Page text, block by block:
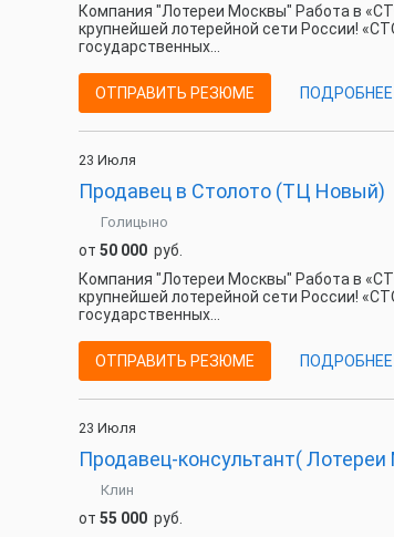
Компания "Лотереи Москвы" Работа в
крупнейшей лотерейной сети России!
государственных...
ОТПРАВИТЬ РЕЗЮМЕ ПОДРОБНЕЕ
23 Июля
Продавец в Столото (ТЦ Новый)
Голицыно
от 50 000 руб.
Компания "Лотереи Москвы" Работа в
крупнейшей лотерейной сети России!
государственных...
ОТПРАВИТЬ РЕЗЮМЕ ПОДРОБНЕЕ
23 Июля
Продавец-консультант(
Клин
от 55 000 руб.